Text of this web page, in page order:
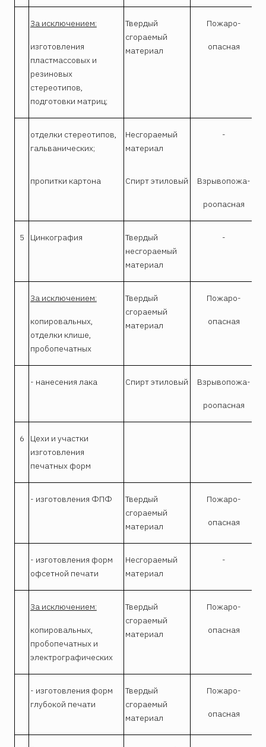
За исключением:
изготовления
пластмассовых и
резиновых
стереотипов,
подготовки матриц;
Твердый
сгораемый
материал
Пожаро-
опасная
отделки стереотипов,
гальванических;
Несгораемый
материал
-
пропитки картона Спирт этиловый Взрывопожа-
роопасная
5 Цинкография
Твердый
несгораемый
материал
-
За исключением:
копировальных,
отделки клише,
пробопечатных
Твердый
сгораемый
материал
Пожаро-
опасная
- нанесения лака Спирт этиловый Взрывопожа-
роопасная
6
Цехи и участки
изготовления
печатных форм
- изготовления ФПФ
Твердый
сгораемый
материал
Пожаро-
опасная
- изготовления форм
офсетной печати
Несгораемый
материал
-
За исключением:
копировальных,
пробопечатных и
электрографических
Твердый
сгораемый
материал
Пожаро-
опасная
- изготовления форм
глубокой печати
Твердый
сгораемый
материал
Пожаро-
опасная